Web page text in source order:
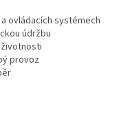
ovládacích systémech
údržbu
provoz